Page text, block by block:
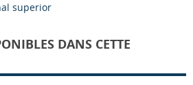
superior
DANS CETTE